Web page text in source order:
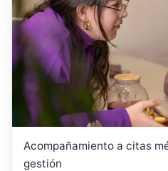
Acompañamiento a citas
gestión